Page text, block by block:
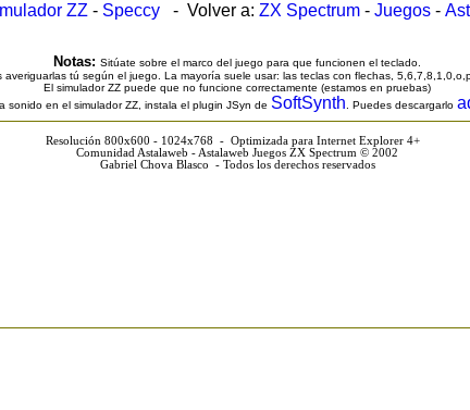
ZZ - Speccy - Volver a: ZX Spectrum - Juegos -
Notas: Sitúate sobre el marco del juego para que funcionen el teclado.
averiguarlas tú según el juego. La mayoría suele usar: las teclas con flechas,
El simulador ZZ puede que no funcione correctamente (estamos en pruebas)
sonido en el simulador ZZ, instala el plugin JSyn de SoftSynth . Puedes descargarlo
Resolución 800x600 - 1024x768 - Optimizada para Internet Explorer 4+
Comunidad Astalaweb - Astalaweb Juegos ZX Spectrum © 2002
Gabriel Chova Blasco - Todos los derechos reservados